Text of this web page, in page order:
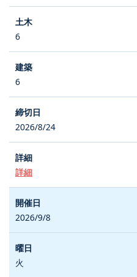
6
6
2026/8/24
詳細
2026/9/8
火